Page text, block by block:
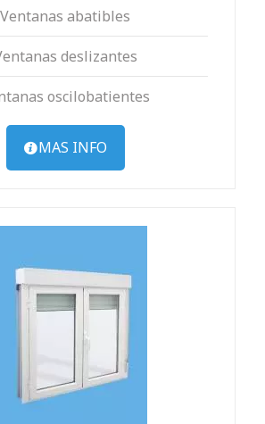
Ventanas abatibles
deslizantes
oscilobatientes
MAS INFO